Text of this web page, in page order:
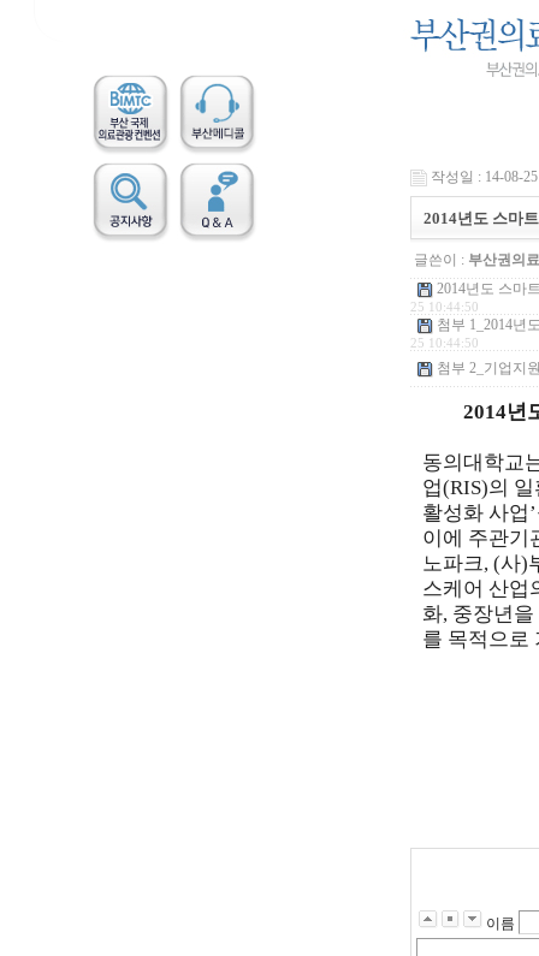
작성일 : 14-08-
2014년도 스마
글쓴이 : 부산권의
2014년도 스마
25 10:44:50
첨부 1_2014년
25 10:44:50
첨부 2_기업지
2014년
동의대학교
업(RIS)의 일
활성화 사업
이에 주관기
노파크, (사)
스케어 산업
화, 중장년
를 목적으로
이름